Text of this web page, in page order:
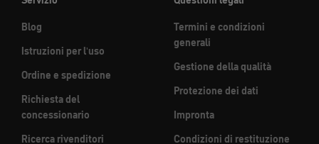
Blog
Istruzioni per l'uso
Ordine e spedizione
Richiesta del
concessionario
Ricerca rivenditori
Termini e condizioni
generali
Gestione della qualità
Protezione dei dati
Impronta
Condizioni di restituzione